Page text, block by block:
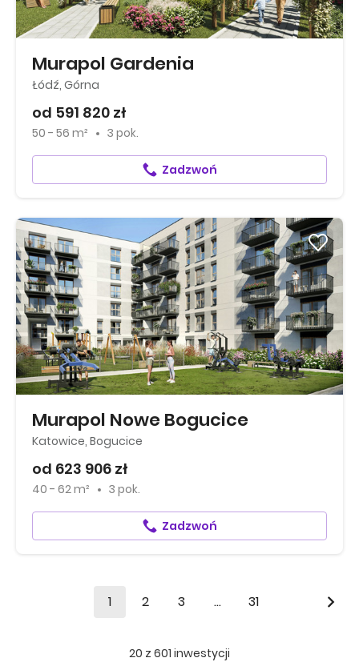
Murapol Gardenia
Łódź, Górna
od 591 820 zł
50 - 56 m² 3 pok.
Zadzwoń
Murapol Nowe Bogucice
Katowice, Bogucice
od 623 906 zł
40 - 62 m² 3 pok.
Zadzwoń
1 2 3 ... 31
20 z 601 inwestycji